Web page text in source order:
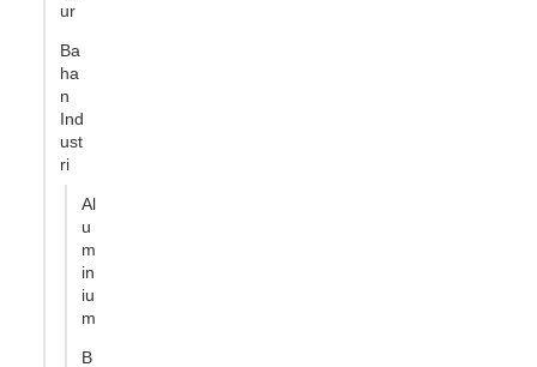
ur
Ba
ha
n
Ind
ust
ri
Al
u
m
in
iu
m
B